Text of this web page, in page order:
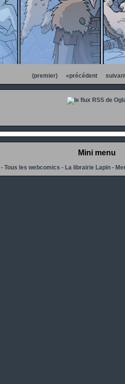
(premier) «précédent
Mini menu
-Tous les webcomics -La librairie Lapin -